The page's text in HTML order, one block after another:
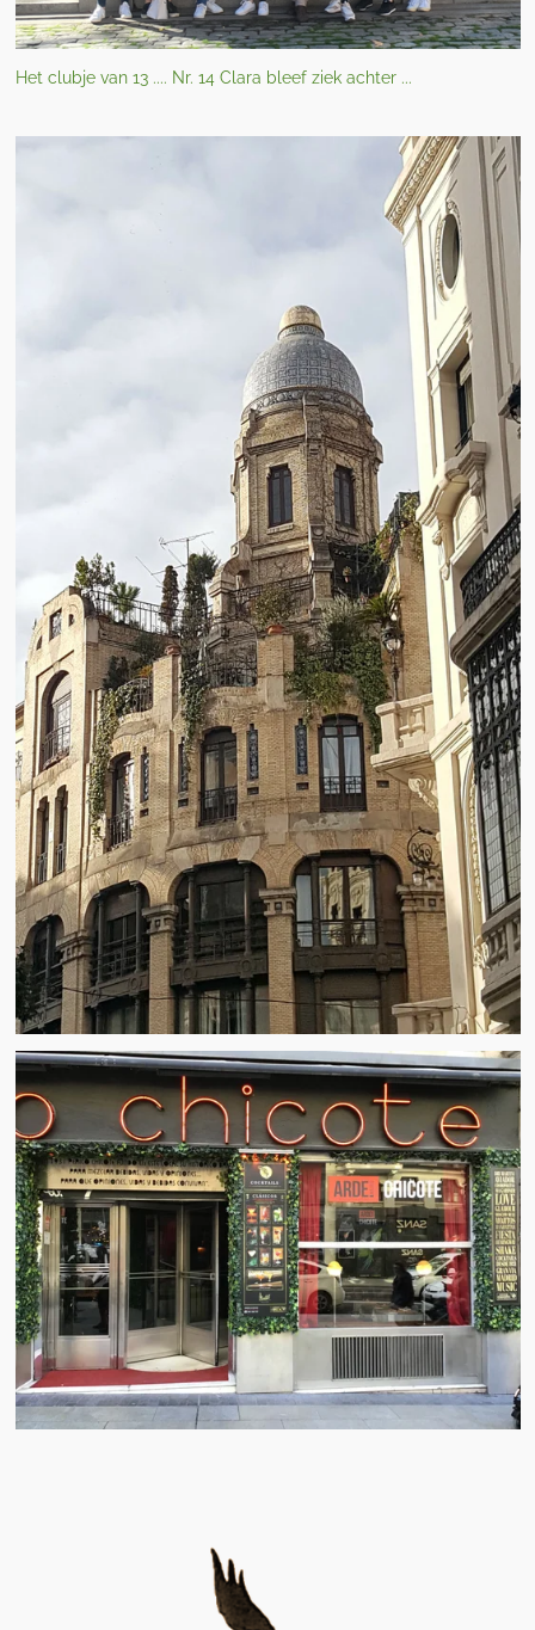
Het clubje van 13 .... Nr. 14 Clara bleef ziek achter ...